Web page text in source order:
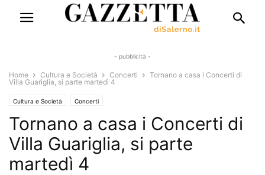
- pubblicità -
Home Cultura e Società Concerti
Tornano a casa i Concerti di
Villa Guariglia, si parte martedì 4
Cultura e Società Concerti
Tornano a casa i Concerti di
Villa Guariglia, si parte
martedì 4